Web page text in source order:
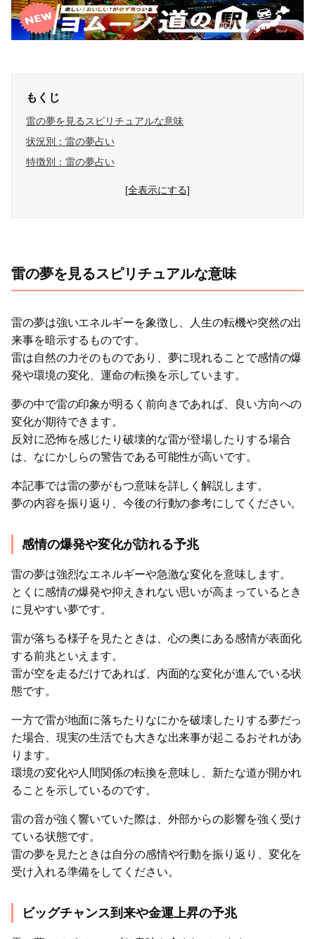
もくじ
雷の夢を見るスピリチュアルな意味
状況別：雷の夢占い
特徴別：雷の夢占い
[全表示にする]
雷の夢を見るスピリチュアルな意味
雷の夢は強いエネルギーを象徴し、人生の転機や突然の出
来事を暗示するものです。
雷は自然の力そのものであり、夢に現れることで感情の爆
発や環境の変化、運命の転換を示しています。
夢の中で雷の印象が明るく前向きであれば、良い方向への
変化が期待できます。
反対に恐怖を感じたり破壊的な雷が登場したりする場合
は、なにかしらの警告である可能性が高いです。
本記事では雷の夢がもつ意味を詳しく解説します。
夢の内容を振り返り、今後の行動の参考にしてください。
感情の爆発や変化が訪れる予兆
雷の夢は強烈なエネルギーや急激な変化を意味します。
とくに感情の爆発や抑えきれない思いが高まっているとき
に見やすい夢です。
雷が落ちる様子を見たときは、心の奥にある感情が表面化
する前兆といえます。
雷が空を走るだけであれば、内面的な変化が進んでいる状
態です。
一方で雷が地面に落ちたりなにかを破壊したりする夢だっ
た場合、現実の生活でも大きな出来事が起こるおそれがあ
ります。
環境の変化や人間関係の転換を意味し、新たな道が開かれ
ることを示しているのです。
雷の音が強く響いていた際は、外部からの影響を強く受け
ている状態です。
雷の夢を見たときは自分の感情や行動を振り返り、変化を
受け入れる準備をしてください。
ビッグチャンス到来や金運上昇の予兆